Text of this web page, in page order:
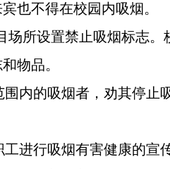
也不得在校园内吸烟。
场所设置禁止吸烟标志
物品。
围内的吸烟者，劝其停止
工进行吸烟有害健康的宣